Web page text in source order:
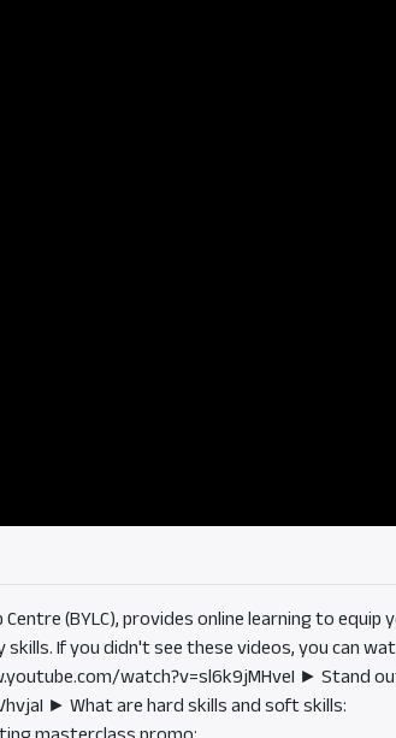
(BYLC), provides online learning to equip
If you didn't see these videos, you can
watch?v=sl6k9jMHveI ► Stand
► What are hard skills and soft skills: